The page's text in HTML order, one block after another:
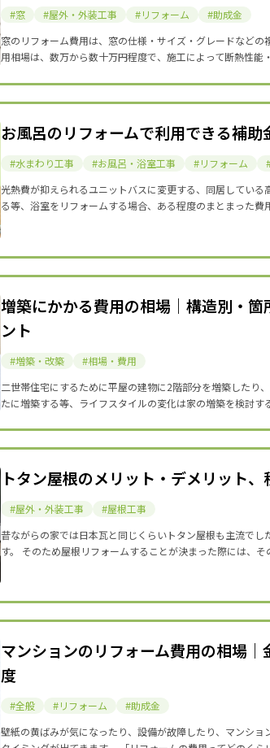
窓 屋外・外装工事 リフォーム
助成金
窓のリフォーム費用は、窓の仕様・サイズ・グレードなど
用相場は、数万から数十万円程度で、施工によって断熱性
お風呂のリフォームで利用できる補
水まわり工事 お風呂・浴室工事 リフォーム
光熱費が抑えられるユニットバスに変更する、同居してい
る等、浴室をリフォームする場合、ある程度のまとまった
増築にかかる費用の相場｜構造別・
ント
増築・改築
相場・費用
二世帯住宅にするために平屋の建物に2階部分を増築したり
たに増築する等、ライフスタイルの変化は家の増築を検討
トタン屋根のメリット・デメリット
屋外・外装工事
屋根工事
昔ながらの家では日本瓦と同じくらいトタン屋根も主流で
す。 そのため屋根リフォームすることが決まった際には、
マンションのリフォーム費用の相場
度
全般 リフォーム
助成金
壁紙の黄ばみが気になったり、設備が故障したり、マンショ